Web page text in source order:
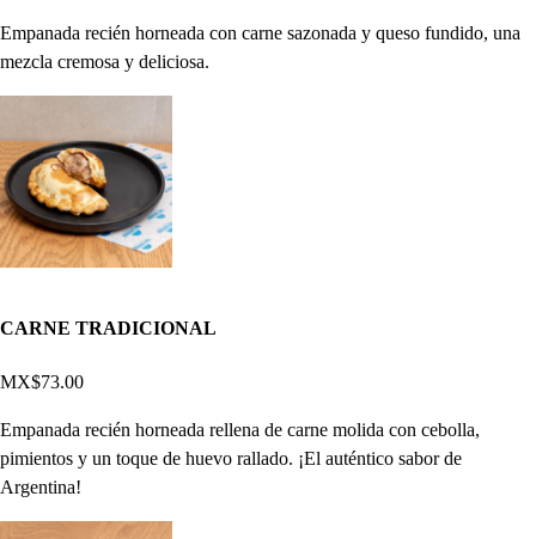
Empanada recién horneada con carne sazonada y queso fundido, una
mezcla cremosa y deliciosa.
CARNE TRADICIONAL
MX$73.00
Empanada recién horneada rellena de carne molida con cebolla,
pimientos y un toque de huevo rallado. ¡El auténtico sabor de
Argentina!